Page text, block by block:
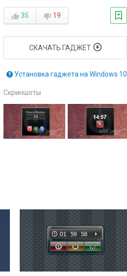
35 19
СКАЧАТЬ ГАДЖЕТ
Установка гаджета на Windows 10
Скриншоты
8 2